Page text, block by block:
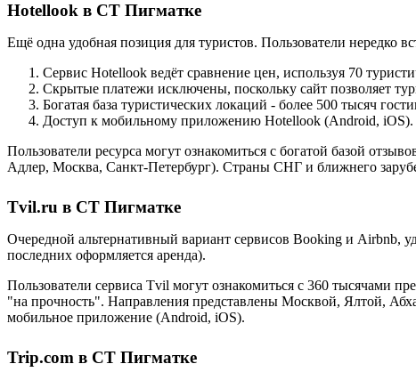
Hotellook в СТ Пигматке
Ещё одна удобная позиция для туристов. Пользователи нередко
Сервис Hotellook ведёт сравнение цен, используя 70
Скрытые платежи исключены, поскольку сайт позволяет
Богатая база туристических локаций - более 500 тысяч
Доступ к мобильному приложению Hotellook (Android, iOS).
Пользователи ресурса могут ознакомиться с богатой базой
Адлер, Москва, Санкт-Петербург). Страны СНГ и ближнего
Tvil.ru в СТ Пигматке
Очередной альтернативный вариант сервисов Booking и Airbnb,
последних оформляется аренда).
Пользователи сервиса Tvil могут ознакомиться с 360 тысячами
"на прочность". Направления представлены Москвой, Ялтой,
мобильное приложение (Android, iOS).
Trip.com в СТ Пигматке